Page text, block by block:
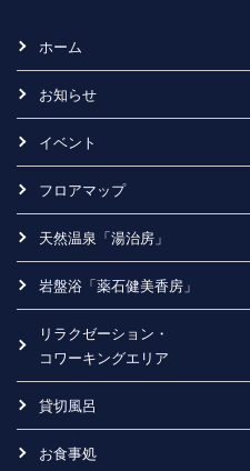
ホーム
お知らせ
イベント
フロアマップ
天然温泉「湯治房」
岩盤浴「薬石健美香房」
リラクゼーション・
コワーキングエリア
貸切風呂
お食事処